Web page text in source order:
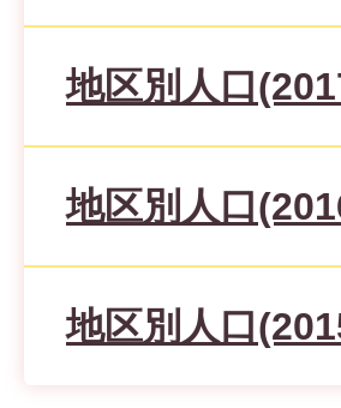
地区別人口
地区別人口
地区別人口